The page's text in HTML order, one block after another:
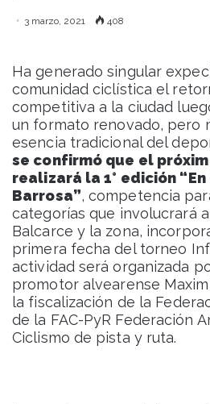
3 marzo, 2021 408
Ha generado singular
comunidad ciclística el
competitiva a la ciudad
un formato renovado, pero
esencia tradicional del
se confirmó que el
realizará la 1° edición
Barrosa”, competencia
categorías que involucrará
Balcarce y la zona,
primera fecha del torneo
actividad será organizada
promotor alvearense
la fiscalización de la
de la FAC-PyR Federación
Ciclismo de pista y ruta.